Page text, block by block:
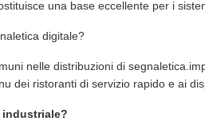
una base eccellente per i
digitale?
nelle distribuzioni di
dei ristoranti di servizio rapido e ai
industriale?